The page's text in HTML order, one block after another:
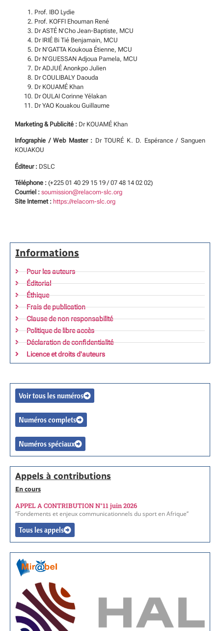
Prof. IBO Lydie
Prof. KOFFI Ehouman René
Dr ASTÉ N’Cho Jean-Baptiste, MCU
Dr IRIÉ Bi Tié Benjamain, MCU
Dr N’GATTA Koukoua Étienne, MCU
Dr N’GUESSAN Adjoua Pamela, MCU
Dr ADJUÉ Anonkpo Julien
Dr COULIBALY Daouda
Dr KOUAMÉ Khan
Dr OULAI Corinne Yélakan
Dr YAO Kouakou Guillaume
Marketing & Publicité : Dr KOUAMÉ Khan
Infographie / Web Master : Dr TOURÉ K. D. Espérance / Sanguen
KOUAKOU
Éditeur : DSLC
Téléphone : (+225 01 40 29 15 19 / 07 48 14 02 02)
Courriel : soumission@relacom-slc.org
Site Internet : https://relacom-slc.org
Informations
Pour les auteurs
Éditorial
Éthique
Frais de publication
Clause de non responsabilité
Politique de libre accès
Déclaration de confidentialité
Licence et droits d'auteurs
Voir tous les numéros
Numéros complets
Numéros spéciaux
Appels à contributions
En cours
APPEL A CONTRIBUTION N°11 juin 2026
‘’Fondements et enjeux communicationnels du sport en Afrique’’
Tous les appels